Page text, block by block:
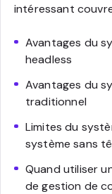
intéressant
Avantages du
headless
Avantages du
traditionnel
Limites du
système sans
Quand utiliser
de gestion de